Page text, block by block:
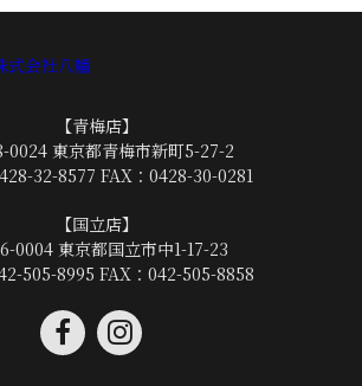
【青梅店】
0024 東京都青梅市新町5-27-2
32-8577 FAX：0428-30-0281
【国立店】
0004 東京都国立市中1-17-23
505-8995 FAX：042-505-8858